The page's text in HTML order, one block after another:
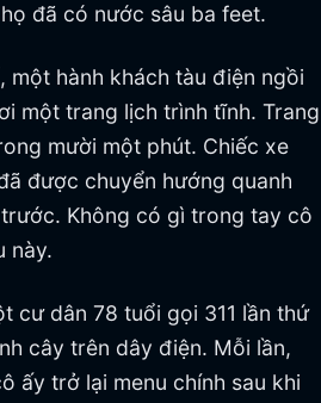
đã có nước sâu ba feet.
một hành khách tàu điện ngồi
một trang lịch trình tĩnh. Trang
mười một phút. Chiếc xe
được chuyển hướng quanh
Không có gì trong tay cô
này.
cư dân 78 tuổi gọi 311 lần thứ
cây trên dây điện. Mỗi lần,
ấy trở lại menu chính sau khi